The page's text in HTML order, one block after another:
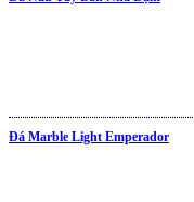
Đá Marble Light Emperador